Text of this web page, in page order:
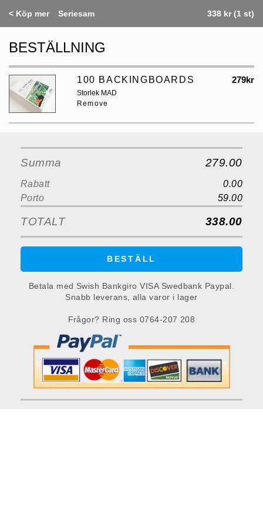
< Köp mer Seriesam 338 kr (1 st)
BESTÄLLNING
100 BACKINGBOARDS 279kr
Storlek MAD
Remove
Summa 279.00
Rabatt
0.00
Porto
59.00
TOTALT 338.00
BESTÄLL
Betala med Swish Bankgiro VISA Swedbank Paypal.
Snabb leverans, alla varor i lager
Frågor? Ring oss 0764-207 208